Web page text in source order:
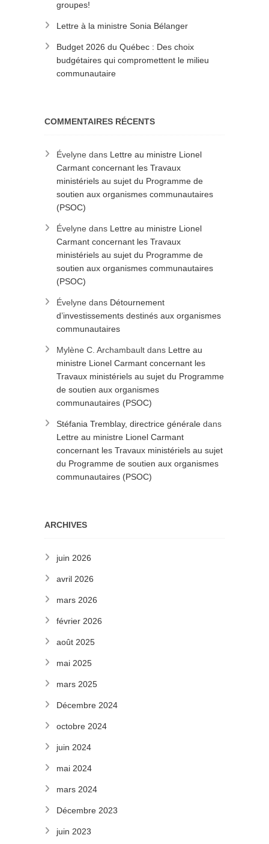
groupes!
Lettre à la ministre Sonia Bélanger
Budget 2026 du Québec : Des choix
budgétaires qui compromettent le milieu
communautaire
COMMENTAIRES RÉCENTS
Évelyne dans Lettre au ministre Lionel
Carmant concernant les Travaux
ministériels au sujet du Programme de
soutien aux organismes communautaires
(PSOC)
Évelyne dans Lettre au ministre Lionel
Carmant concernant les Travaux
ministériels au sujet du Programme de
soutien aux organismes communautaires
(PSOC)
Évelyne dans Détournement
d’investissements destinés aux organismes
communautaires
Mylène C. Archambault dans Lettre au
ministre Lionel Carmant concernant les
Travaux ministériels au sujet du Programme
de soutien aux organismes
communautaires (PSOC)
Stéfania Tremblay, directrice générale dans
Lettre au ministre Lionel Carmant
concernant les Travaux ministériels au sujet
du Programme de soutien aux organismes
communautaires (PSOC)
ARCHIVES
juin 2026
avril 2026
mars 2026
février 2026
août 2025
mai 2025
mars 2025
Décembre 2024
octobre 2024
juin 2024
mai 2024
mars 2024
Décembre 2023
juin 2023